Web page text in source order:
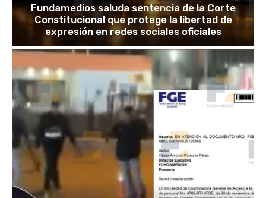
Fundamedios saluda sentencia de la Corte
Constitucional que protege la libertad de
expresión en redes sociales oficiales